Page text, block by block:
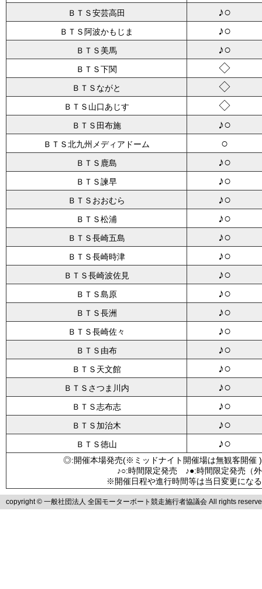
ＢＴＳ安芸高田 ♪○
ＢＴＳ阿波かもじま ♪○
ＢＴＳ美馬 ♪○
ＢＴＳ下関 ◇
ＢＴＳながと ◇
ＢＴＳ山口あじす ◇
ＢＴＳ田布施 ♪○
ＢＴＳ北九州メディアドーム ○
ＢＴＳ鹿島 ♪○
ＢＴＳ諫早 ♪○
ＢＴＳおおむら ♪○
ＢＴＳ松浦 ♪○
ＢＴＳ長崎五島 ♪○
ＢＴＳ長崎時津 ♪○
ＢＴＳ長崎波佐見 ♪○
ＢＴＳ島原 ♪○
ＢＴＳ長洲 ♪○
ＢＴＳ長崎佐々 ♪○
ＢＴＳ由布 ♪○
ＢＴＳ天文館 ♪○
ＢＴＳさつま川内 ♪○
ＢＴＳ志布志 ♪○
ＢＴＳ加治木 ♪○
ＢＴＳ徳山 ♪○
◎:開催本場発売(※ミッドナイト開催場は無観客
♪○:時間限定発売 ♪●:時間限定発売
※開催日程や進行時間等は当日変更にな
copyright © 一般社団法人 全国モーターボート競走施行者協議会 All rights